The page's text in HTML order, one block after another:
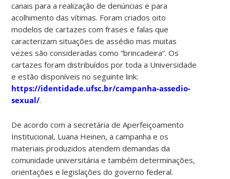
canais para a realização de denúncias e para
acolhimento das vítimas. Foram criados oito
modelos de cartazes com frases e falas que
caracterizam situações de assédio mas muitas
vezes são consideradas como “brincadeira”. Os
cartazes foram distribuídos por toda a Universidade
e estão disponíveis no seguinte link:
https://identidade.ufsc.br/campanha-assedio-
sexual/.
De acordo com a secretária de Aperfeiçoamento
Institucional, Luana Heinen, a campanha e os
materiais produzidos atendem demandas da
comunidade universitária e também determinações,
orientações e legislações do governo federal.